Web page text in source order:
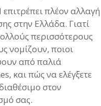
πλέον αλλαγή
στην Ελλάδα. Γιατί
περισσότερους
νομίζουν, ποιοι
από παλιά
και πώς να ελέγξετε
στον
σας.